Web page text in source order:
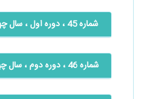
شماره 45 ، دوره اول ، سال چهارم ، تابستان 1401
شماره 46 ، دوره دوم ، سال چهارم ، تابستان 1401